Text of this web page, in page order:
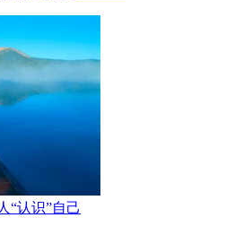
“认识”自己